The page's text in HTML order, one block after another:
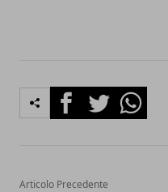
FacebookTwitterWhatsapp
Articolo Precedente